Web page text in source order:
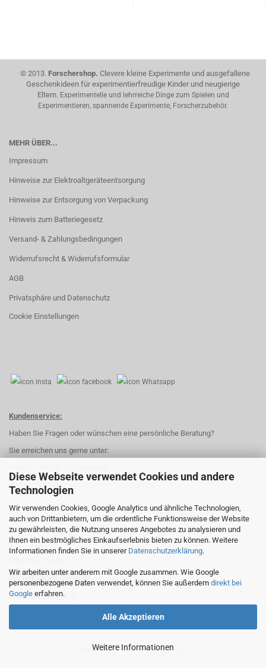
Diese Webseite verwendet Cookies und andere
Technologien
Wir verwenden Cookies, Google Analytics und ähnliche Technologien,
auch von Drittanbietern, um die ordentliche Funktionsweise der Website
zu gewährleisten, die Nutzung unseres Angebotes zu analysieren und
Ihnen ein bestmögliches Einkaufserlebnis bieten zu können. Weitere
Informationen finden Sie in unserer Datenschutzerklärung.
Wir arbeiten unter anderem mit Google zusammen. Wie Google
personenbezogene Daten verwendet, können Sie außerdem direkt bei
Google erfahren.
Alle Akzeptieren
Weitere Informationen
© 2013. Forschershop. Clevere kleine Experimente und ausgefallene
Geschenkideen für experimentierfreudige Kinder und neugierige
Eltern. Experimentelle und lehrreiche Dinge zum Spielen und
Experimentieren, spannende Experimente, Forscherzubehör.
MEHR ÜBER...
Impressum
Hinweise zur Elektroaltgeräteentsorgung
Hinweise zur Entsorgung von Verpackung
Hinweis zum Batteriegesetz
Versand- & Zahlungsbedingungen
Widerrufsrecht & Widerrufsformular
AGB
Privatsphäre und Datenschutz
Cookie Einstellungen
Kundenservice:
Haben Sie Fragen oder wünschen eine persönliche Beratung?
Sie erreichen uns gerne unter:
E-Mail:
forschershop@fruehes-forschen.de
Kontakt
Vertrag widerrufen
Widerrufsbelehrung
Webshopby Gambio.de © 2026